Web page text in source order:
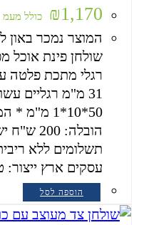
₪1,170 כולל מעמ
המוצר נמכר באון
שולחן פינת אוכל
רגלי מתכת פלטה
31 מ"מ רגליים
50*10*1
עסקים ארץ ייצור:
הוספה לסל